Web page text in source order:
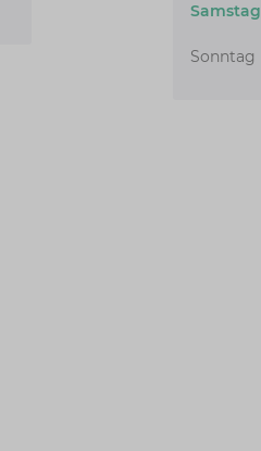
Samstag
Sonntag